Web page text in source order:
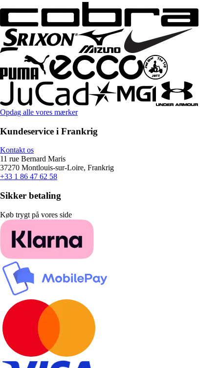
Opdag alle vores mærker
Kundeservice i Frankrig
Kontakt os
11 rue Bernard Maris
37270 Montlouis-sur-Loire, Frankrig
+33 1 86 47 62 58
Sikker betaling
Køb trygt på vores side